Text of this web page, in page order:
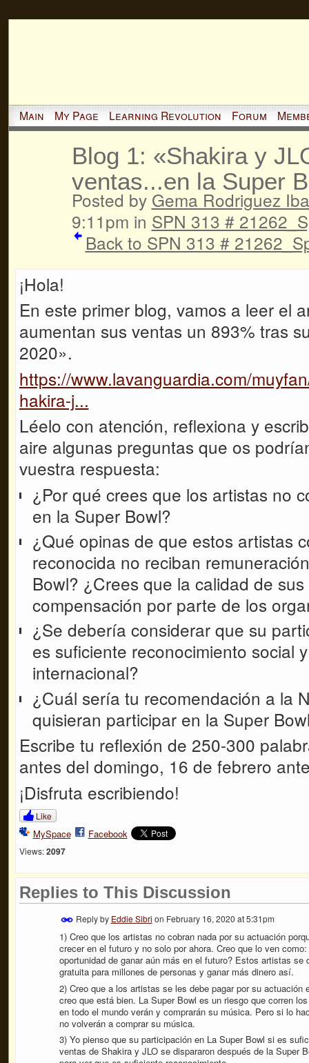
Main My Page Learning Revolution Forum
Blog 1: «Shakira y
ventas...en la Super
Posted by Gema Rodriguez
9:11pm in SPN 313 #
Back to SPN 313 #
¡Hola!
En este primer blog, vamos a leer el
aumentan sus ventas un 893% tras
2020».
https://www.lavanguardia.com/
hakira-j...
Léelo con atención, reflexiona y
aire algunas preguntas que os
vuestra respuesta:
¿Por qué crees que los artistas no
en la Super Bowl?
¿Qué opinas de que estos artistas
reconocida no reciban
Bowl? ¿Crees que la calidad de
compensación por parte de los
¿Se debería considerar que su
es suficiente reconocimiento social
internacional?
¿Cuál sería tu recomendación a la
quisieran participar en la Super
Escribe tu reflexión de 250-300
antes del domingo, 16 de febrero
¡Disfruta escribiendo!
Like
MySpace Facebook
Views: 2097
Replies to This Discussion
Reply by Eddie Sibri on February 16, 2020 at 5:31pm
1) Creo que los artistas no cobran nada por su actuación
crecer en el futuro y no solo por ahora. Creo que lo ven
oportunidad de ganar aún más en el futuro? Estos artistas
gratuita para millones de personas y ganar más dinero así.
2) Creo que a los artistas se les debe pagar por su
creo que está bien. La Super Bowl es un riesgo que corren
en todo el mundo verán y comprarán su música. Pero si lo
no volverán a comprar su música.
3) Yo pienso que su participación en La Super Bowl si es
ventas de Shakira y JLO se dispararon después de la Super